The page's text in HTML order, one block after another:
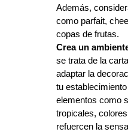
Además,
como parfait,
copas de frutas.
Crea un
se trata de la
adaptar la
tu
elementos como
tropicales,
refuercen la